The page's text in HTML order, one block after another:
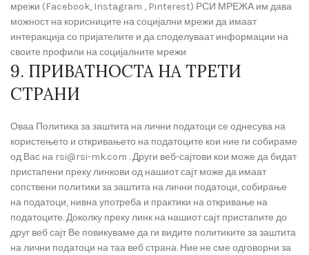
мрежи (Facebook, Instagram , Pinterest) РСИ МРЕЖА им дава
можност на корисниците на социјални мрежи да имаат
интеракција со пријателите и да споделуваат информации на
своите профили на социјалните мрежи
9. ПРИВАТНОСТА НА ТРЕТИ
СТРАНИ
Оваа Политика за заштита на лични податоци се однесува на
користењето и откривањето на податоците кои ние ги собираме
од Вас на rsi@rsi-mk.com . Други веб-сајтови кои може да бидат
пристапени преку линкови од нашиот сајт може да имаат
сопствени политики за заштита на лични податоци, собирање
на податоци, нивна употреба и практики на откривање на
податоците. Доколку преку линк на нашиот сајт пристапите до
друг веб сајт Ве повикуваме да ги видите политиките за заштита
на лични податоци на таа веб страна. Ние не сме одговорни за